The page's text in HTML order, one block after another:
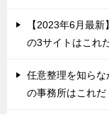
【2023年6月最
の3サイトはこれ
任意整理を知ら
の事務所はこれだ